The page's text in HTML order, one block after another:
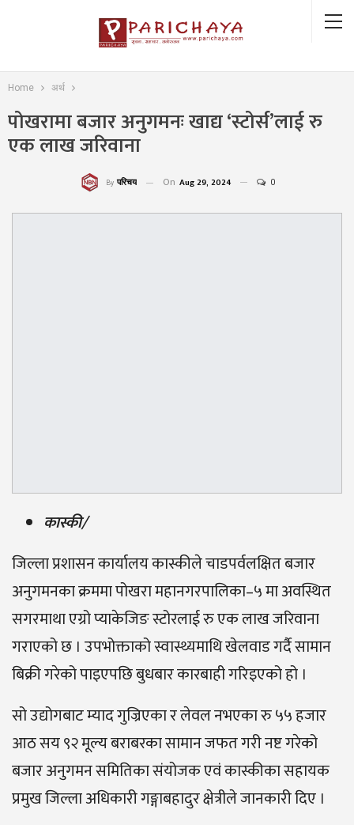
Home अर्थ
पोखरामा बजार अनुगमनः खाद्य ‘स्टोर्स’लाई रु
एक लाख जरिवाना
By परिचय On Aug 29, 2024 0
कास्की/
जिल्ला प्रशासन कार्यालय कास्कीले चाडपर्वलक्षित बजार
अनुगमनका क्रममा पोखरा महानगरपालिका–५ मा अवस्थित
सगरमाथा एग्रो प्याकेजिङ स्टोरलाई रु एक लाख जरिवाना
गराएको छ । उपभोक्ताको स्वास्थ्यमाथि खेलवाड गर्दै सामान
बिक्री गरेको पाइएपछि बुधबार कारबाही गरिइएको हो ।
सो उद्योगबाट म्याद गुज्रिएका र लेवल नभएका रु ५५ हजार
आठ सय ९२ मूल्य बराबरका सामान जफत गरी नष्ट गरेको
बजार अनुगमन समितिका संयोजक एवं कास्कीका सहायक
प्रमुख जिल्ला अधिकारी गङ्गाबहादुर क्षेत्रीले जानकारी दिए ।